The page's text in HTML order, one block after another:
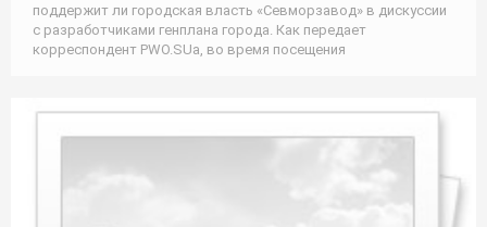
поддержит ли городская власть «Севморзавод» в дискуссии
с разработчиками генплана города. Как передает
корреспондент PWO.SUа, во время посещения